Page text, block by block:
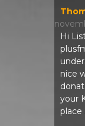
Hi
nice
your
place